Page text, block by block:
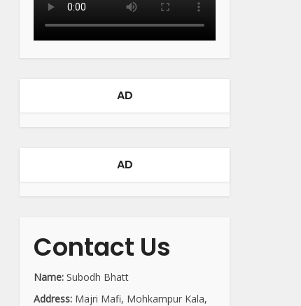
AD
AD
Contact Us
Name: Subodh Bhatt
Address: Majri Mafi, Mohkampur Kala,